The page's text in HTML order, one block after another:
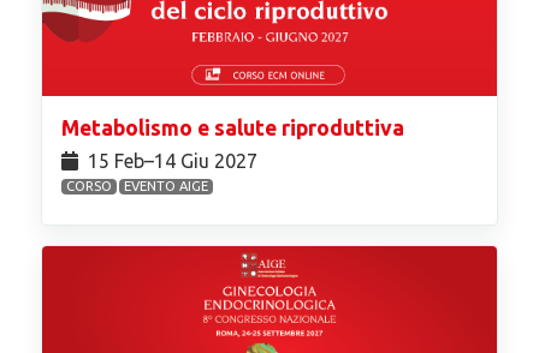
Metabolismo e salute riproduttiva
15 Feb⁠–14 Giu 2027
CORSO EVENTO AIGE